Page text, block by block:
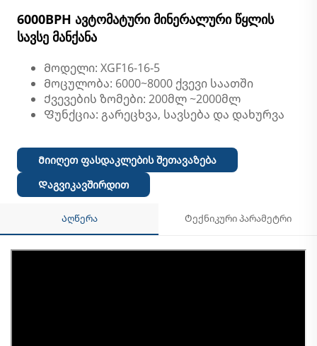
6000BPH ავტომატური მინერალური წყლის
სავსე მანქანა
Მოდელი: XGF16-16-5
Მოცულობა: 6000~8000 ქვევი საათში
Ქვევების ზომები: 200მლ ~2000მლ
Ფუნქცია: გარეცხვა, სავსება და დახურვა
Მიიღეთ ფასდაკლების შეთავაზება
Დაგვიკავშირდით
Აღწერა Ტექნიკური პარამეტრი